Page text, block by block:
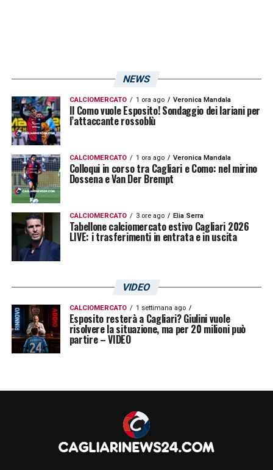
NEWS
CALCIOMERCATO 1 ora ago Veronica Mandala
Il Como vuole Esposito! Sondaggio dei lariani per
l’attaccante rossoblù
CALCIOMERCATO 1 ora ago Veronica Mandala
Colloqui in corso tra Cagliari e Como: nel mirino
Dossena e Van Der Brempt
CALCIOMERCATO 3 ore ago Elia Serra
Tabellone calciomercato estivo Cagliari 2026
LIVE: i trasferimenti in entrata e in uscita
VIDEO
CALCIOMERCATO 1 settimana ago
Esposito resterà a Cagliari? Giulini vuole
risolvere la situazione, ma per 20 milioni può
partire – VIDEO